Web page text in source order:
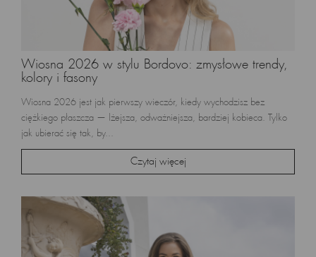
Wiosna 2026 w stylu Bordovo: zmysłowe trendy,
kolory i fasony
Wiosna 2026 jest jak pierwszy wieczór, kiedy wychodzisz bez
ciężkiego płaszcza — lżejsza, odważniejsza, bardziej kobieca. Tylko
jak ubierać się tak, by...
Czytaj więcej